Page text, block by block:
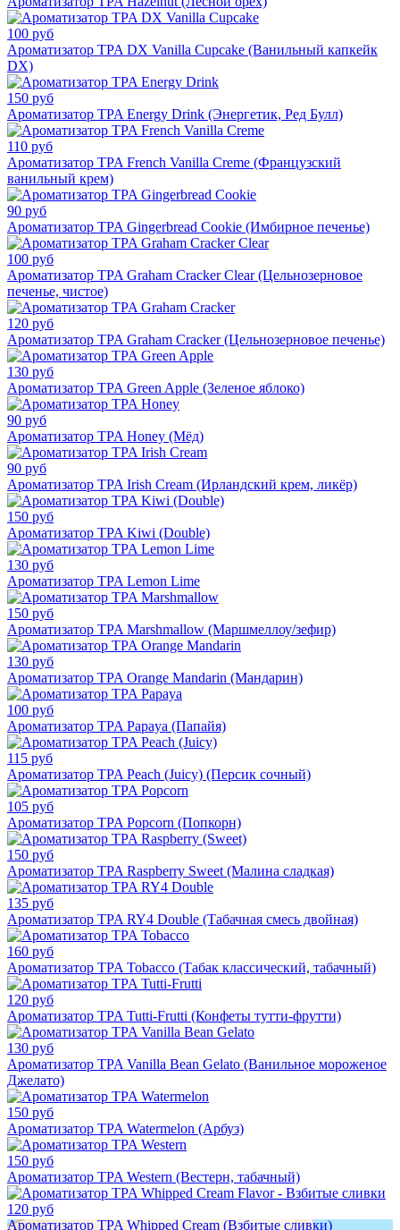
100 руб
Ароматизатор TPA DX Vanilla Cupcake (Ванильный капкейк
DX)
150 руб
Ароматизатор TPA Energy Drink (Энергетик, Ред Булл)
110 руб
Ароматизатор TPA French Vanilla Creme (Французский
ванильный крем)
90 руб
Ароматизатор TPA Gingerbread Cookie (Имбирное печенье)
100 руб
Ароматизатор TPA Graham Cracker Clear (Цельнозерновое
печенье, чистое)
120 руб
Ароматизатор TPA Graham Cracker (Цельнозерновое печенье)
130 руб
Ароматизатор TPA Green Apple (Зеленое яблоко)
90 руб
Ароматизатор TPA Honey (Мёд)
90 руб
Ароматизатор TPA Irish Cream (Ирландский крем, ликёр)
150 руб
Ароматизатор TPA Kiwi (Double)
130 руб
Ароматизатор TPA Lemon Lime
150 руб
Ароматизатор TPA Marshmallow (Маршмеллоу/зефир)
130 руб
Ароматизатор TPA Orange Mandarin (Мандарин)
100 руб
Ароматизатор TPA Papaya (Папайя)
115 руб
Ароматизатор TPA Peach (Juicy) (Персик сочный)
105 руб
Ароматизатор TPA Popcorn (Попкорн)
150 руб
Ароматизатор TPA Raspberry Sweet (Малина сладкая)
135 руб
Ароматизатор TPA RY4 Double (Табачная смесь двойная)
160 руб
Ароматизатор TPA Tobacco (Табак классический, табачный)
120 руб
Ароматизатор TPA Tutti-Frutti (Конфеты тутти-фрутти)
130 руб
Ароматизатор TPA Vanilla Bean Gelato (Ванильное мороженое
Джелато)
150 руб
Ароматизатор TPA Watermelon (Арбуз)
150 руб
Ароматизатор TPA Western (Вестерн, табачный)
120 руб
Ароматизатор TPA Whipped Cream (Взбитые сливки)